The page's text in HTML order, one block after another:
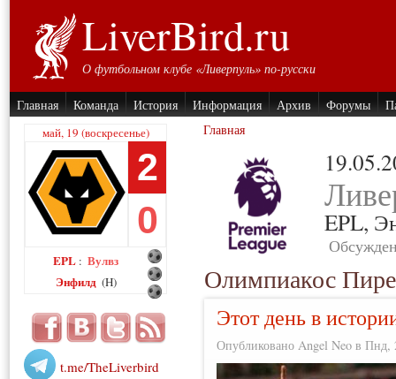
LiverBird.ru
О футбольном клубе «Ливерпуль» по-русски
Главная Команда История Информация Архив Форумы
май, 19 (воскресенье)
2
0
EPL : Вулвз
Энфилд (H)
t.me/TheLiverbird
Главная
EPL,
Олимпиакос
Этот день в
Опубликовано Angel Neo в Пнд,